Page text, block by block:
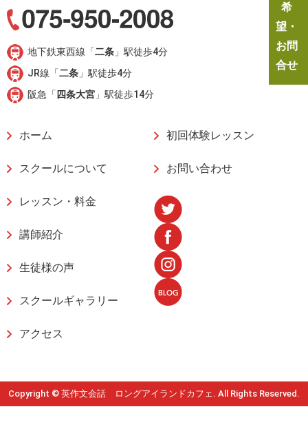
地下鉄東西線「二条 」駅徒歩4分
JR線「二条 」駅徒歩4分
阪急「 四条大宮 」駅徒歩14分
ホーム
スクールについて
レッスン・料金
講師紹介
生徒様の声
スクールギャラリー
アクセス
初回体験レッスン
お問い合わせ
希
望・
お問
合せ
Copyright © 英作文会話 ロングアイランドカフェ. All Rights Reserved.